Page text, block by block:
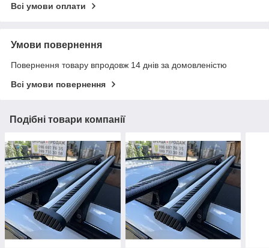
Всі умови оплати
Умови повернення
Повернення товару впродовж 14 днів за домовленістю
Всі умови повернення
Подібні товари компанії